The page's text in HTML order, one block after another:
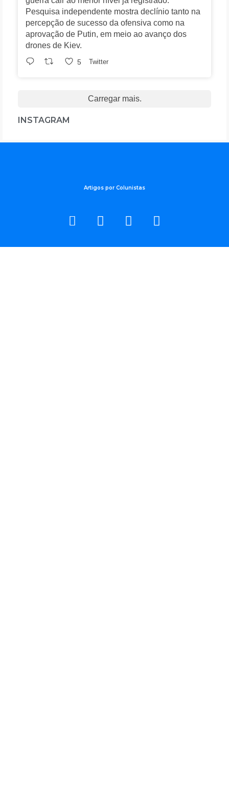
Pesquisa independente mostra declínio tanto na
percepção de sucesso da ofensiva como na
aprovação de Putin, em meio ao avanço dos
drones de Kiev.
5 Twitter
Carregar mais.
INSTAGRAM
Artigos por Colunistas